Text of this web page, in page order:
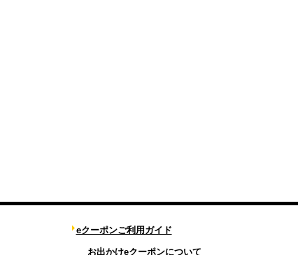
eクーポンご利用ガイド
お出かけeクーポンについて